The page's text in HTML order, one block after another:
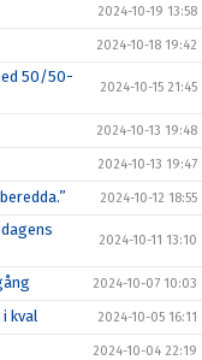
2024-10-19 13:58
2024-10-18 19:42
50/50-
2024-10-15 21:45
2024-10-13 19:48
2024-10-13 19:47
2024-10-12 18:55
2024-10-11 13:10
2024-10-07 10:03
kval 2024-10-05 16:11
2024-10-04 22:19